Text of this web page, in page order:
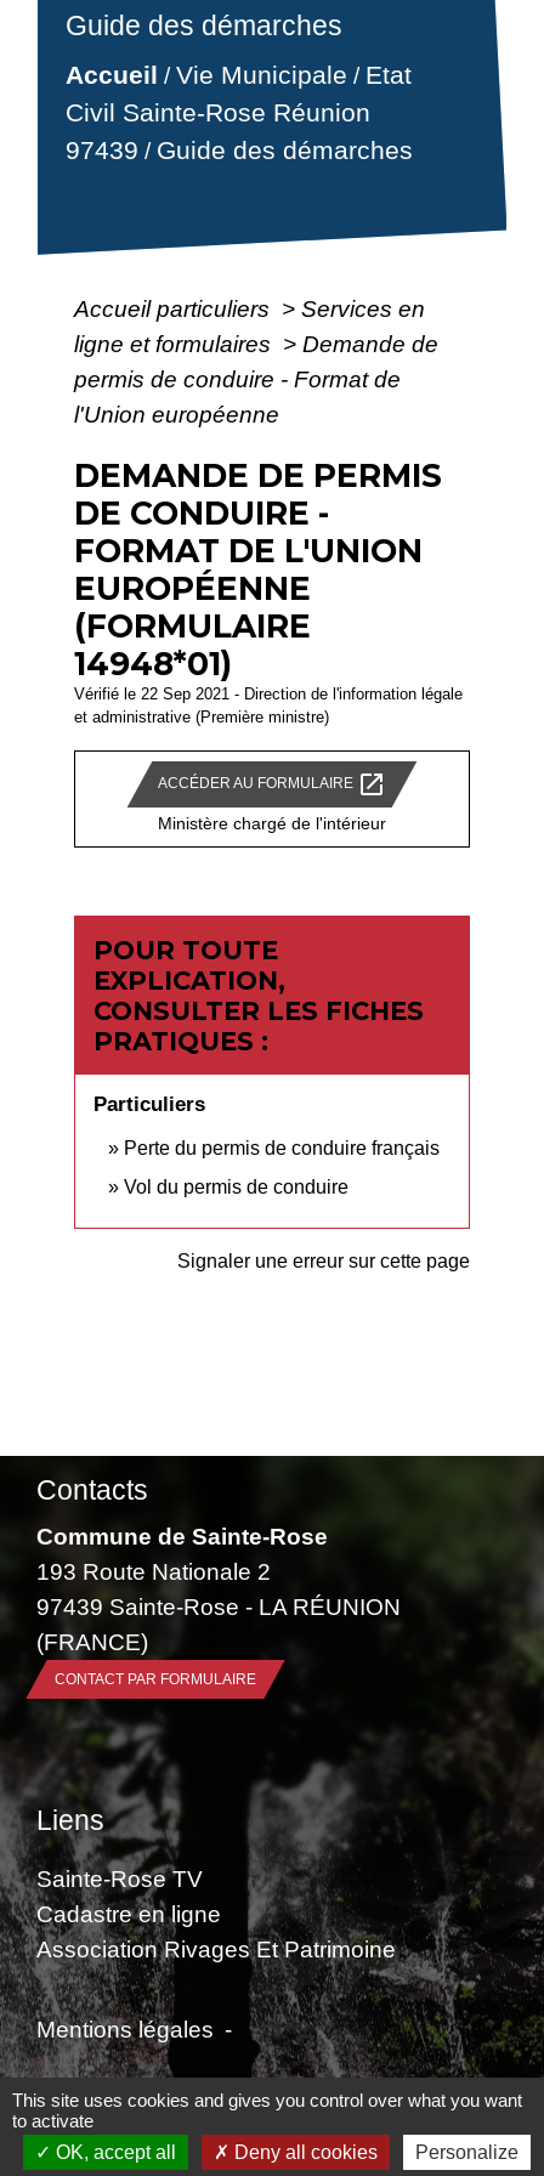
Guide des démarches
Accueil /Vie Municipale / Etat
Civil Sainte-Rose Réunion
97439 / Guide des démarches
Accueil particuliers > Services en
ligne et formulaires > Demande de
permis de conduire - Format de
l'Union européenne
DEMANDE DE PERMIS
DE CONDUIRE -
FORMAT DE L'UNION
EUROPÉENNE
(FORMULAIRE
14948*01)
Vérifié le 22 Sep 2021 - Direction de l'information légale
et administrative (Première ministre)
ACCÉDER AU FORMULAIRE open_in_new
Ministère chargé de l'intérieur
POUR TOUTE
EXPLICATION,
CONSULTER LES FICHES
PRATIQUES :
Particuliers
Perte du permis de conduire français
Vol du permis de conduire
Signaler une erreur sur cette page
Contacts
Commune de Sainte-Rose
193 Route Nationale 2
97439 Sainte-Rose - LA RÉUNION
(FRANCE)
CONTACT PAR FORMULAIRE
Liens
Sainte-Rose TV
Cadastre en ligne
Association Rivages Et Patrimoine
Mentions légales -
Politique de confidentialité - Accessibilité -
Plan du site - Gestion des cookies
This site uses cookies and gives you control over what you want
to activate
OK, accept all
Deny all cookies Personalize